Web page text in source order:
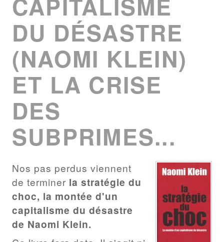
CAPITALISME
DU DÉSASTRE
(NAOMI KLEIN)
ET LA CRISE
DES
SUBPRIMES...
Nos pas perdus viennent
de terminer la stratégie du
choc, la montée d'un
capitalisme du désastre
de Naomi Klein.